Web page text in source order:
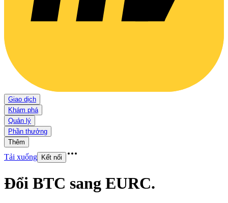
Giao dịch
Khám phá
Quản lý
Phần thưởng
Thêm
Tải xuống Kết nối
Đổi BTC sang EURC.